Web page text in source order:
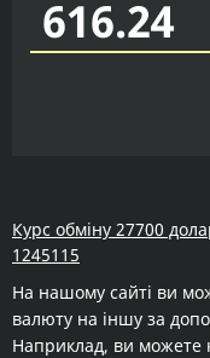
Курс обміну 27700
1245115
На нашому сайті ви
валюту на іншу за
Наприклад, ви можете